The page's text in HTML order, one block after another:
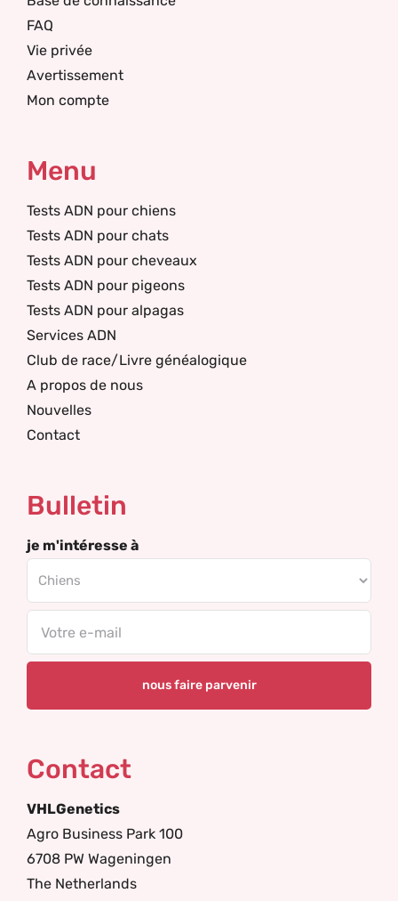
FAQ
Vie privée
Avertissement
Mon compte
Menu
Tests ADN pour chiens
Tests ADN pour chats
Tests ADN pour cheveaux
Tests ADN pour pigeons
Tests ADN pour alpagas
Services ADN
Club de race/Livre généalogique
A propos de nous
Nouvelles
Contact
Bulletin
je m'intéresse à
Contact
VHLGenetics
Agro Business Park 100
6708 PW Wageningen
The Netherlands